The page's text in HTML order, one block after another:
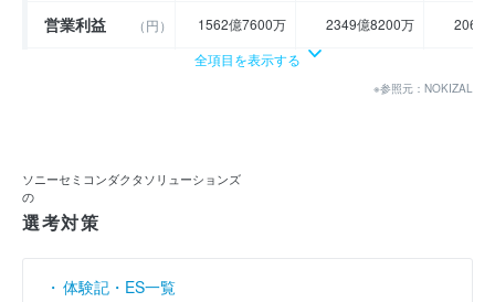
営業利益 （円） 1562億7600万 2349億8200万 2063
1424億5100万
経常利益率 （％）
全項目を表示する
※参照元：NOKIZAL
ソニーセミコンダクタソリューションズ
の
選考対策
体験記・ES一覧